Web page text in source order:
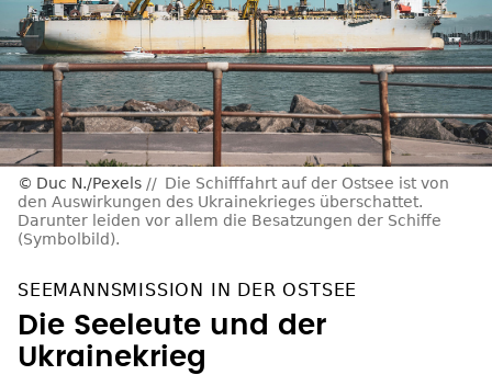
Duc N./Pexels
Die Schifffahrt auf der Ostsee ist von
den Auswirkungen des Ukrainekrieges überschattet.
Darunter leiden vor allem die Besatzungen der Schiffe
(Symbolbild).
SEEMANNSMISSION IN DER OSTSEE
Die Seeleute und der
Ukrainekrieg